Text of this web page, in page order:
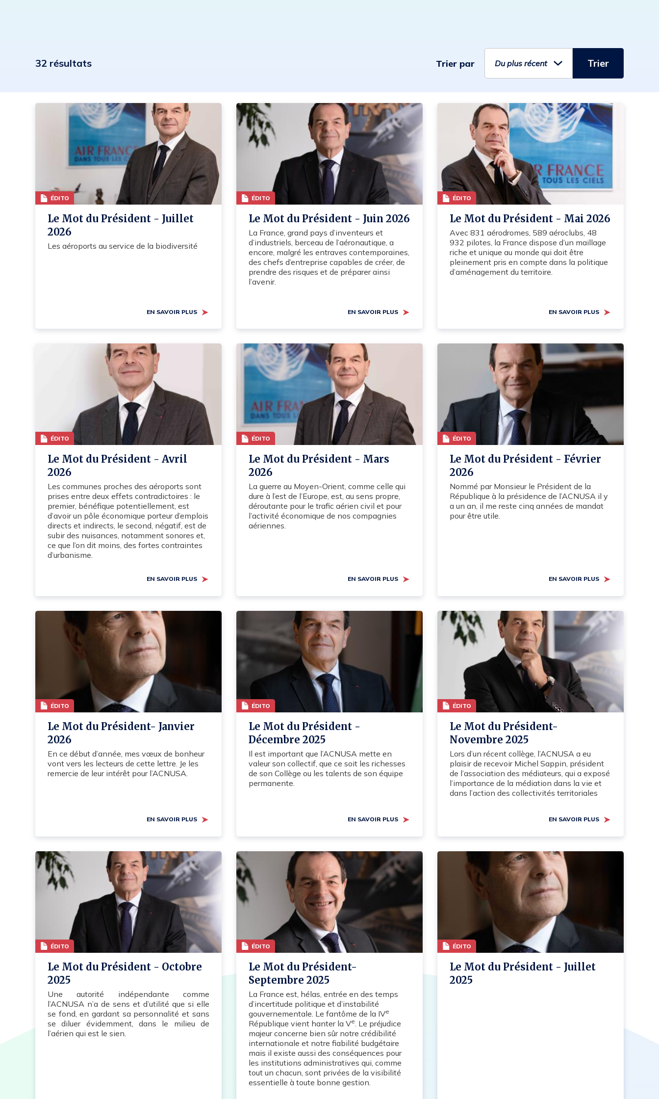
32 résultats Trier par Trier
ÉDITO
Le Mot du Président - Juillet
2026
Les aéroports au service de la biodiversité
EN SAVOIR PLUS
ÉDITO
Le Mot du Président - Juin 2026
La France, grand pays d’inventeurs et
d’industriels, berceau de l’aéronautique, a
encore, malgré les entraves contemporaines,
des chefs d’entreprise capables de créer, de
prendre des risques et de préparer ainsi
l’avenir.
EN SAVOIR PLUS
ÉDITO
Le Mot du Président - Mai 2026
Avec 831 aérodromes, 589 aéroclubs, 48
932 pilotes, la France dispose d’un maillage
riche et unique au monde qui doit être
pleinement pris en compte dans la politique
d’aménagement du territoire.
EN SAVOIR PLUS
ÉDITO
Le Mot du Président - Avril
2026
Les communes proches des aéroports sont
prises entre deux effets contradictoires : le
premier, bénéfique potentiellement, est
d’avoir un pôle économique porteur d’emplois
directs et indirects, le second, négatif, est de
subir des nuisances, notamment sonores et,
ce que l’on dit moins, des fortes contraintes
d’urbanisme.
EN SAVOIR PLUS
ÉDITO
Le Mot du Président - Mars
2026
La guerre au Moyen-Orient, comme celle qui
dure à l’est de l’Europe, est, au sens propre,
déroutante pour le trafic aérien civil et pour
l’activité économique de nos compagnies
aériennes.
EN SAVOIR PLUS
ÉDITO
Le Mot du Président - Février
2026
Nommé par Monsieur le Président de la
République à la présidence de l’ACNUSA il y
a un an, il me reste cinq années de mandat
pour être utile.
EN SAVOIR PLUS
ÉDITO
Le Mot du Président- Janvier
2026
En ce début d’année, mes vœux de bonheur
vont vers les lecteurs de cette lettre. Je les
remercie de leur intérêt pour l’ACNUSA.
EN SAVOIR PLUS
ÉDITO
Le Mot du Président -
Décembre 2025
Il est important que l’ACNUSA mette en
valeur son collectif, que ce soit les richesses
de son Collège ou les talents de son équipe
permanente.
EN SAVOIR PLUS
ÉDITO
Le Mot du Président-
Novembre 2025
Lors d’un récent collège, l’ACNUSA a eu
plaisir de recevoir Michel Sappin, président
de l’association des médiateurs, qui a exposé
l’importance de la médiation dans la vie et
dans l’action des collectivités territoriales
EN SAVOIR PLUS
ÉDITO
Le Mot du Président - Octobre
2025
Une autorité indépendante comme
l’ACNUSA n’a de sens et d’utilité que si elle
se fond, en gardant sa personnalité et sans
se diluer évidemment, dans le milieu de
l’aérien qui est le sien.
ÉDITO
Le Mot du Président-
Septembre 2025
La France est, hélas, entrée en des temps
d’incertitude politique et d’instabilité
gouvernementale. Le fantôme de la IVe
République vient hanter la Ve . Le préjudice
majeur concerne bien sûr notre crédibilité
internationale et notre fiabilité budgétaire
mais il existe aussi des conséquences pour
les institutions administratives qui, comme
tout un chacun, sont privées de la visibilité
essentielle à toute bonne gestion.
ÉDITO
Le Mot du Président - Juillet
2025